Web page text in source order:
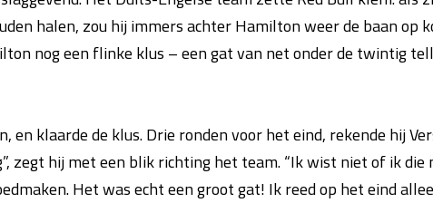
halen, zou hij immers achter Hamilton weer de baan op
nog een flinke klus – een gat van net onder de twintig
en klaarde de klus. Drie ronden voor het eind, rekende hij
zegt hij met een blik richting het team. “Ik wist niet of ik
Het was echt een groot gat! Ik reed op het eind